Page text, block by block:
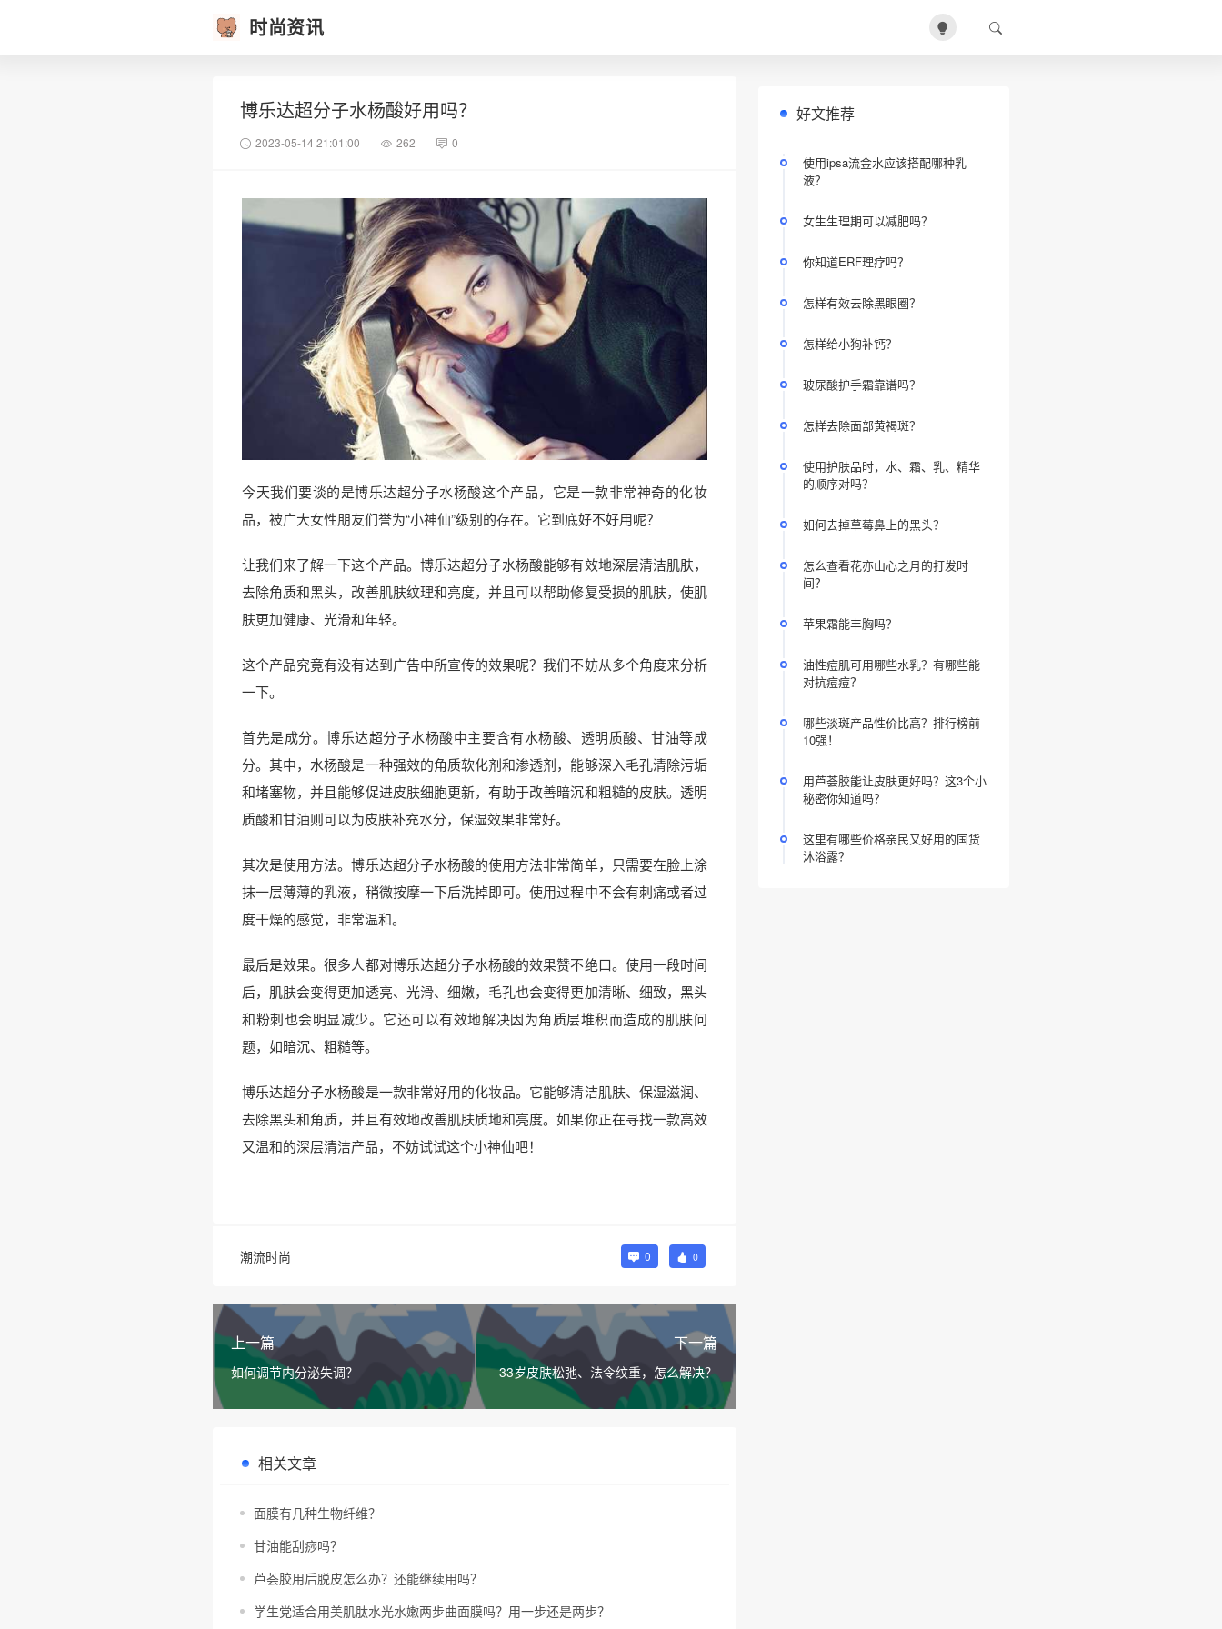
时尚资讯
博乐达超分子水杨酸好用吗？
2023-05-14 21:01:00 262 0
今天我们要谈的是博乐达超分子水杨酸这个产品，它是一款非常神奇的化妆
品，被广大女性朋友们誉为“小神仙”级别的存在。它到底好不好用呢？
让我们来了解一下这个产品。博乐达超分子水杨酸能够有效地深层清洁肌肤，
去除角质和黑头，改善肌肤纹理和亮度，并且可以帮助修复受损的肌肤，使肌
肤更加健康、光滑和年轻。
这个产品究竟有没有达到广告中所宣传的效果呢？我们不妨从多个角度来分析
一下。
首先是成分。博乐达超分子水杨酸中主要含有水杨酸、透明质酸、甘油等成
分。其中，水杨酸是一种强效的角质软化剂和渗透剂，能够深入毛孔清除污垢
和堵塞物，并且能够促进皮肤细胞更新，有助于改善暗沉和粗糙的皮肤。透明
质酸和甘油则可以为皮肤补充水分，保湿效果非常好。
其次是使用方法。博乐达超分子水杨酸的使用方法非常简单，只需要在脸上涂
抹一层薄薄的乳液，稍微按摩一下后洗掉即可。使用过程中不会有刺痛或者过
度干燥的感觉，非常温和。
最后是效果。很多人都对博乐达超分子水杨酸的效果赞不绝口。使用一段时间
后，肌肤会变得更加透亮、光滑、细嫩，毛孔也会变得更加清晰、细致，黑头
和粉刺也会明显减少。它还可以有效地解决因为角质层堆积而造成的肌肤问
题，如暗沉、粗糙等。
博乐达超分子水杨酸是一款非常好用的化妆品。它能够清洁肌肤、保湿滋润、
去除黑头和角质，并且有效地改善肌肤质地和亮度。如果你正在寻找一款高效
又温和的深层清洁产品，不妨试试这个小神仙吧！
潮流时尚 0 0
上一篇
如何调节内分泌失调？
下一篇
33岁皮肤松弛、法令纹重，怎么解决？
相关文章
面膜有几种生物纤维？
甘油能刮痧吗？
芦荟胶用后脱皮怎么办？还能继续用吗？
学生党适合用美肌肽水光水嫩两步曲面膜吗？用一步还是两步？
好文推荐
使用ipsa流金水应该搭配哪种乳
液？
女生生理期可以减肥吗？
你知道ERF理疗吗？
怎样有效去除黑眼圈？
怎样给小狗补钙？
玻尿酸护手霜靠谱吗？
怎样去除面部黄褐斑？
使用护肤品时，水、霜、乳、精华
的顺序对吗？
如何去掉草莓鼻上的黑头？
怎么查看花亦山心之月的打发时
间？
苹果霜能丰胸吗？
油性痘肌可用哪些水乳？有哪些能
对抗痘痘？
哪些淡斑产品性价比高？排行榜前
10强！
用芦荟胶能让皮肤更好吗？这3个小
秘密你知道吗？
这里有哪些价格亲民又好用的国货
沐浴露？